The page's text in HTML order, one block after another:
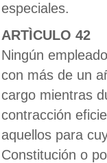
especiales.
ARTÌCULO 42
Ningún
con más de un
cargo mientras
contracción
aquellos para
Constitución o